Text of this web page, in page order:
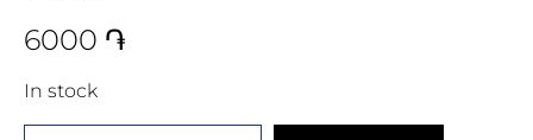
6000 ֏
In stock